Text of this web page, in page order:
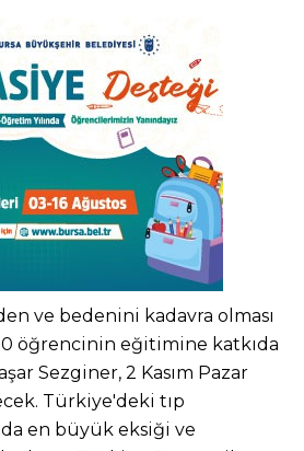
ve bedenini kadavra olması
öğrencinin eğitimine katkıda
Sezginer, 2 Kasım Pazar
Türkiye'deki tıp
en büyük eksiği ve